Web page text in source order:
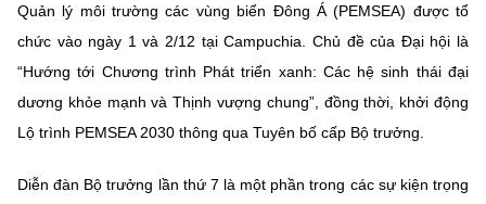
Quản lý môi trường các vùng biển Đông Á (PEMSEA) được tổ
chức vào ngày 1 và 2/12 tại Campuchia. Chủ đề của Đại hội là
“Hướng tới Chương trình Phát triển xanh: Các hệ sinh thái đại
dương khỏe mạnh và Thịnh vượng chung”, đồng thời, khởi động
Lộ trình PEMSEA 2030 thông qua Tuyên bố cấp Bộ trưởng.
Diễn đàn Bộ trưởng lần thứ 7 là một phần trong các sự kiện trọng